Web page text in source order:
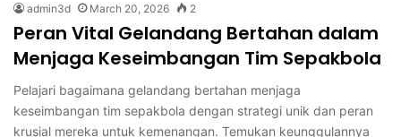
admin3d March 20, 2026 2
Peran Vital Gelandang Bertahan dalam
Menjaga Keseimbangan Tim Sepakbola
Pelajari bagaimana gelandang bertahan menjaga
keseimbangan tim sepakbola dengan strategi unik dan peran
krusial mereka untuk kemenangan. Temukan keunggulannya